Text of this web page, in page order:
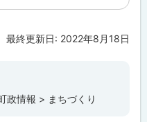
最終更新日: 2022年8月18日
政情報 > まちづくり